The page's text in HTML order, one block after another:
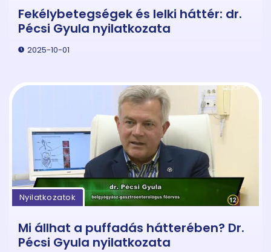
Fekélybetegségek és lelki háttér: dr.
Pécsi Gyula nyilatkozata
2025-10-01
Nyilatkozatok
Mi állhat a puffadás hátterében? Dr.
Pécsi Gyula nyilatkozata